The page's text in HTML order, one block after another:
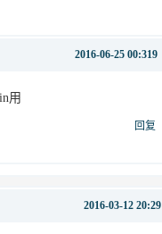
2016-06-25 00:319
用
回复
2016-03-12 20:29